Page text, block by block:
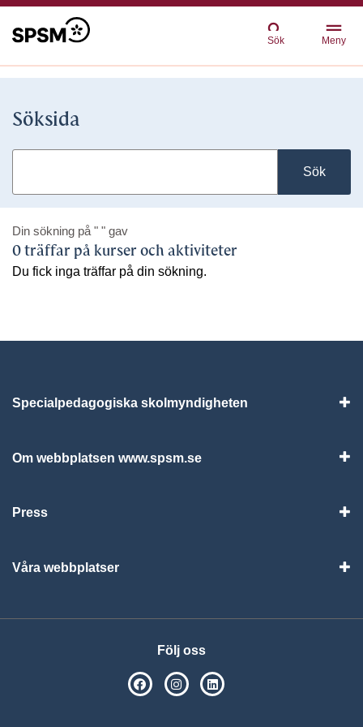
Sök Meny
Söksida
Sök
Din sökning på " " gav
0 träffar på kurser och aktiviteter
Du fick inga träffar på din sökning.
Specialpedagogiska skolmyndigheten
Om webbplatsen www.spsm.se
Press
Våra webbplatser
Följ oss
SPSM på Facebook
SPSM på Instagram